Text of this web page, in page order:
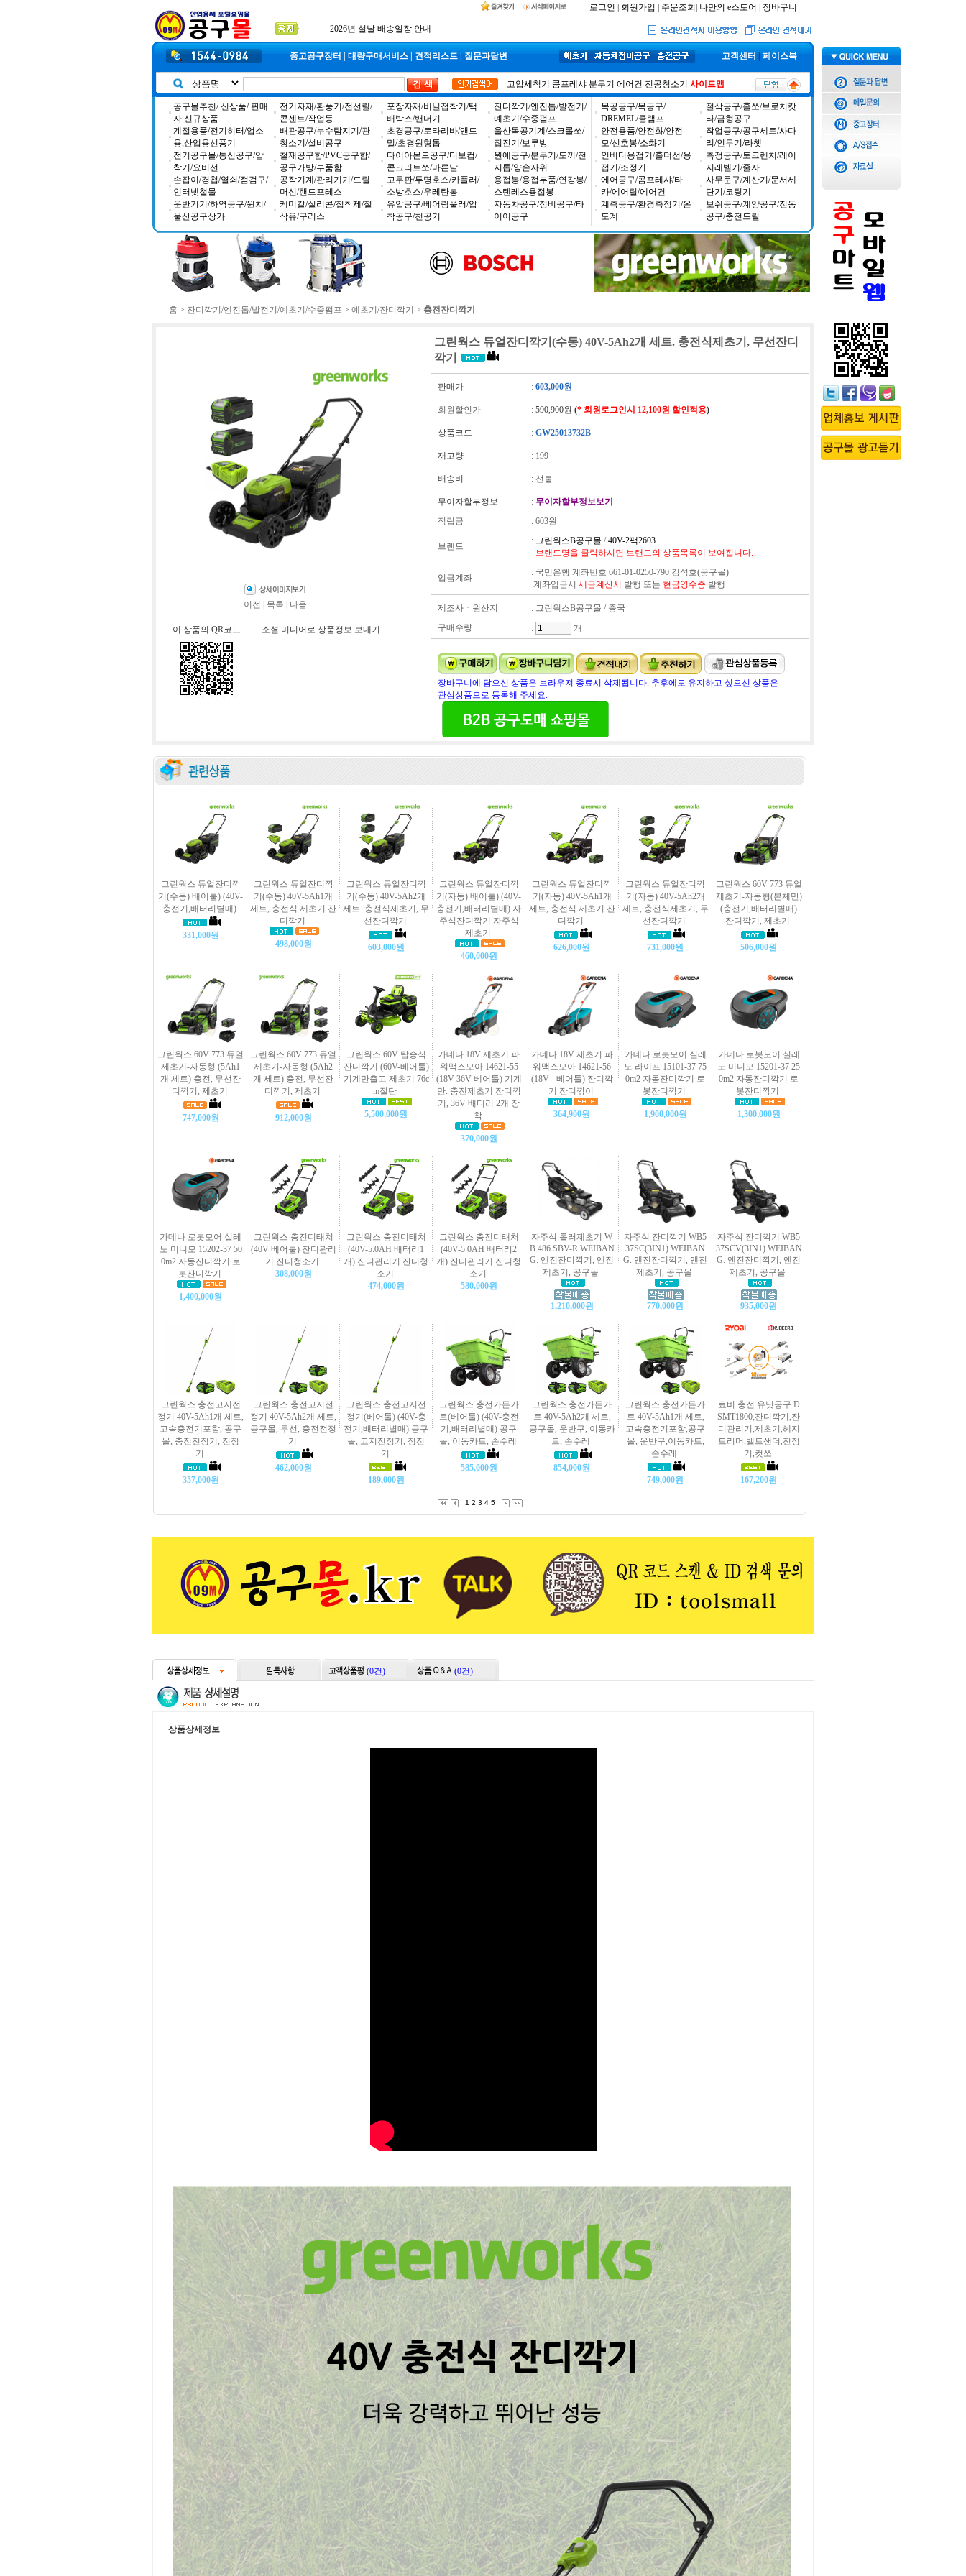
로그인 회원가입 주문조회 나만의 e스토어 장바구니
공구몰 입금자 찾습니다
중고공구장터 대량구매서비스 견적리스트 질문과답변 고객센터 페이스북
고압세척기 콤프레샤 분무기 에어건 진공청소기 사이트맵
공구몰추천/ 신상품/ 판매
자 신규상품
계절용품/전기히터/업소
용,산업용선풍기
전기공구몰/통신공구/압
착기/요비선
손잡이/경첩/열쇠/점검구/
인터넷철물
운반기기/하역공구/윈치/
울산공구상가
전기자재/환풍기/전선릴/
콘센트/작업등
배관공구/누수탐지기/관
청소기/설비공구
철재공구함/PVC공구함/
공구가방/부품함
공작기계/관리기기/드릴
머신/핸드프레스
케미칼/실리콘/접착제/절
삭유/구리스
포장자재/비닐접착기/택
배박스/밴더기
초경공구/로타리바/앤드
밀/초경원형톱
다이아몬드공구/터보컵/
콘크리트쏘/마른날
고무판/투명호스/카플러/
소방호스/우레탄봉
유압공구/베어링풀러/압
착공구/천공기
잔디깍기/엔진톱/발전기/
예초기/수중펌프
울산목공기계/스크롤쏘/
집진기/보루방
원예공구/분무기/도끼/전
지톱/양손자위
용접봉/용접부품/연강봉/
스텐레스용접봉
자동차공구/정비공구/타
이어공구
목공공구/목공구/
DREMEL/클램프
안전용품/안전화/안전
모/신호봉/소화기
인버터용접기/홀더선/용
접기/조정기
에어공구/콤프레샤/타
카/에어릴/에어건
계측공구/환경측정기/온
도계
절삭공구/홀쏘/브로치캇
타/금형공구
작업공구/공구세트/사다
리/인두기/라쳇
측정공구/토크렌치/레이
저레벨기/줄자
사무문구/계산기/문서세
단기/코팅기
보쉬공구/계양공구/전동
공구/충전드릴
홈 > 잔디깍기/엔진톱/발전기/예초기/수중펌프 > 예초기/잔디깍기 > 충전잔디깍기
이전 목록 다음
이 상품의 QR코드 소셜 미디어로 상품정보 보내기
그린웍스 듀얼잔디깍기(수동) 40V-5Ah2개 세트. 충전식제초기, 무선잔디
깍기
판매가 : 603,000원
회원할인가 : 590,900원 (* 회원로그인시 12,100원 할인적용)
상품코드 : GW25013732B
재고량 : 199
배송비 : 선불
무이자할부정보 : 무이자할부정보보기
적립금
: 603원
브랜드
: 그린웍스B공구몰 /40V-2팩2603
브랜드명을 클릭하시면 브랜드의 상품목록이 보여집니다.
입금계좌
: 국민은행 계좌번호 661-01-0250-790 김석호(공구몰)
계좌입금시 세금계산서 발행 또는 현금영수증 발행
제조사ㆍ원산지
: 그린웍스B공구몰 / 중국
구매수량
: 개
장바구니에 담으신 상품은 브라우져 종료시 삭제됩니다. 추후에도 유지하고 싶으신 상품은
관심상품으로 등록해 주세요.
그린웍스 듀얼잔디깍
기(수동) 배어툴) (40V-
충전기,배터리별매)
331,000원
그린웍스 듀얼잔디깍
기(수동) 40V-5Ah1개
세트, 충전식 제초기 잔
디깍기
498,000원
그린웍스 듀얼잔디깍
기(수동) 40V-5Ah2개
세트. 충전식제초기, 무
선잔디깍기
603,000원
그린웍스 듀얼잔디깍
기(자동) 배어툴) (40V-
충전기,배터리별매) 자
주식잔디깍기 자주식
제초기
460,000원
그린웍스 듀얼잔디깍
기(자동) 40V-5Ah1개
세트, 충전식 제초기 잔
디깍기
626,000원
그린웍스 듀얼잔디깍
기(자동) 40V-5Ah2개
세트, 충전식제초기, 무
선잔디깍기
731,000원
그린웍스 60V 773 듀얼
제초기-자동형(본체만)
(충전기,배터리별매)
잔디깍기, 제초기
506,000원
그린웍스 60V 773 듀얼
제초기-자동형 (5Ah1
개 세트) 충전, 무선잔
디깍기, 제초기
747,000원
그린웍스 60V 773 듀얼
제초기-자동형 (5Ah2
개 세트) 충전, 무선잔
디깍기, 제초기
912,000원
그린웍스 60V 탑승식
잔디깍기 (60V-베어툴)
기계만출고 제초기 76c
m절단
5,500,000원
가데나 18V 제초기 파
워맥스모아 14621-55
(18V-36V-베어툴) 기계
만. 충전제초기 잔디깍
기, 36V 배터리 2개 장
착
370,000원
가데나 18V 제초기 파
워맥스모아 14621-56
(18V - 베어툴) 잔디깍
기 잔디깎이
364,900원
가데나 로봇모어 실레
노 라이프 15101-37 75
0m2 자동잔디깍기 로
봇잔디깍기
1,900,000원
가데나 로봇모어 실레
노 미니모 15201-37 25
0m2 자동잔디깍기 로
봇잔디깍기
1,300,000원
가데나 로봇모어 실레
노 미니모 15202-37 50
0m2 자동잔디깍기 로
봇잔디깍기
1,400,000원
그린웍스 충전디태쳐
(40V 베어툴) 잔디관리
기 잔디청소기
308,000원
그린웍스 충전디태쳐
(40V-5.0AH 배터리1
개) 잔디관리기 잔디청
소기
474,000원
그린웍스 충전디태쳐
(40V-5.0AH 배터리2
개) 잔디관리기 잔디청
소기
580,000원
자주식 롤러제초기 W
B 486 SBV-R WEIBAN
G. 엔진잔디깍기, 엔진
제초기, 공구몰
1,210,000원
자주식 잔디깍기 WB5
37SC(3IN1) WEIBAN
G. 엔진잔디깍기, 엔진
제초기, 공구몰
770,000원
자주식 잔디깍기 WB5
37SCV(3IN1) WEIBAN
G. 엔진잔디깍기, 엔진
제초기, 공구몰
935,000원
그린웍스 충전고지전
정기 40V-5Ah1개 세트,
고속충전기포함, 공구
몰, 충전전정기, 전정
기
357,000원
그린웍스 충전고지전
정기 40V-5Ah2개 세트,
공구몰, 무선, 충전전정
기
462,000원
그린웍스 충전고지전
정기(베어툴) (40V-충
전기,배터리별매) 공구
몰, 고지전정기, 정전
기
189,000원
그린웍스 충전가든카
트(베어툴) (40V-충전
기,배터리별매) 공구
몰, 이동카트, 손수레
585,000원
그린웍스 충전가든카
트 40V-5Ah2개 세트,
공구몰, 운반구, 이동카
트, 손수레
854,000원
그린웍스 충전가든카
트 40V-5Ah1개 세트,
고속충전기포함,공구
몰, 운반구,이동카트,
손수레
749,000원
료비 충전 유닛공구 D
SMT1800,잔디깍기,잔
디관리기,제초기,헤지
트리머,밸트샌더,전정
기,컷쏘
167,200원
1 2 3 4 5
(0건) (0건)
상품상세정보